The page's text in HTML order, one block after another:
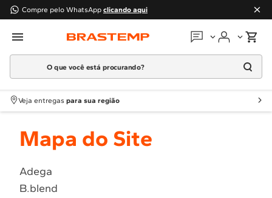
Compre pelo WhatsApp clicando aqui
Em que podemos
O que você está procurando?
Termos mais buscados
1º Geladeira
2
Fogao
4 º Lava Louça
5 º Cooktop
Veja entregas para sua região
Mapa do Site
Adega
B.blend